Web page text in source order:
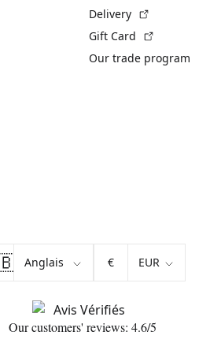
Delivery
Gift Card
Our trade program
€
Our customers' reviews: 4.6/5